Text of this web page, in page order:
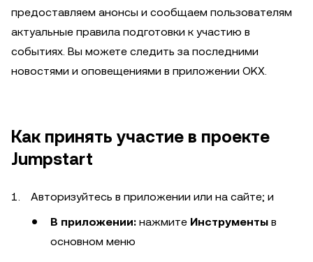
предоставляем анонсы и сообщаем пользователям
актуальные правила подготовки к участию в
событиях. Вы можете следить за последними
новостями и оповещениями в приложении OKX.
Как принять участие в проекте
Jumpstart
Авторизуйтесь в приложении или на сайте; и
В приложении: нажмите Инструменты в
основном меню